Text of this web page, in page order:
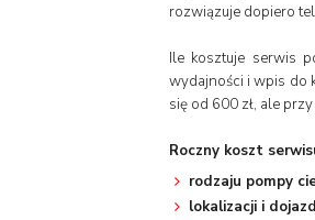
rozwiązuje dopiero
Ile kosztuje serwis
wydajności i wpis do
się od 600 zł, ale
Roczny koszt
rodzaju pompy
lokalizacji i